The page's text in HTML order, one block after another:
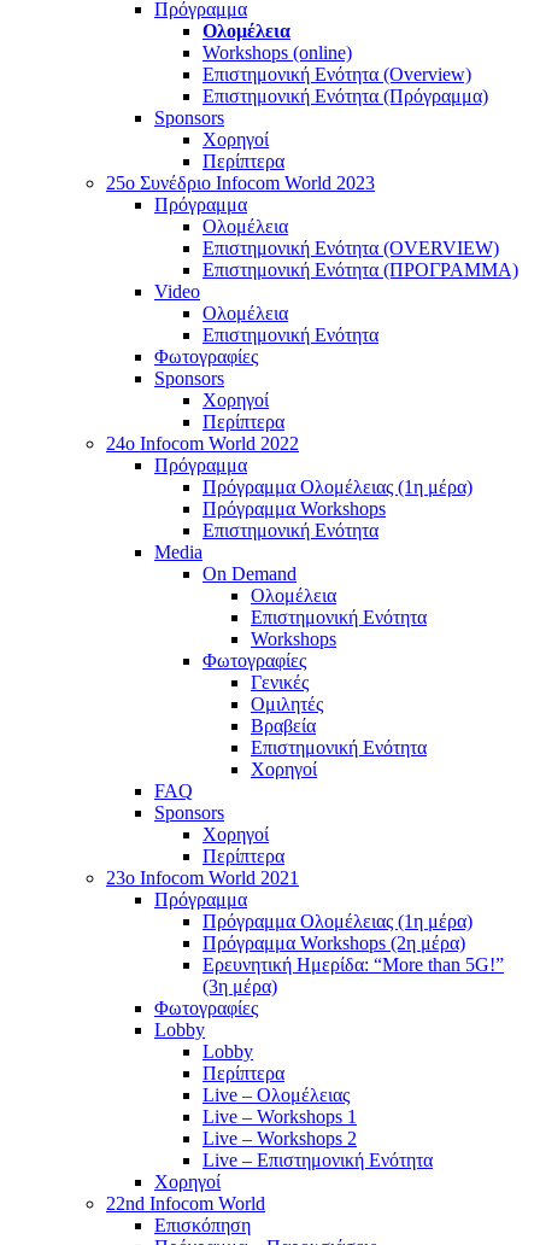
Πρόγραμμα
Ολομέλεια
Workshops (online)
Επιστημονική Ενότητα (Overview)
Επιστημονική Ενότητα (Πρόγραμμα)
Sponsors
Χορηγοί
Περίπτερα
25o Συνέδριο Infocom World 2023
Πρόγραμμα
Ολομέλεια
Επιστημονική Ενότητα (OVERVIEW)
Επιστημονική Ενότητα (ΠΡΟΓΡΑΜΜΑ)
Video
Ολομέλεια
Επιστημονική Ενότητα
Φωτογραφίες
Sponsors
Χορηγοί
Περίπτερα
24o Infocom World 2022
Πρόγραμμα
Πρόγραμμα Ολομέλειας (1η μέρα)
Πρόγραμμα Workshops
Επιστημονική Ενότητα
Media
On Demand
Ολομέλεια
Επιστημονική Ενότητα
Workshops
Φωτογραφίες
Γενικές
Ομιλητές
Βραβεία
Επιστημονική Ενότητα
Χορηγοί
FAQ
Sponsors
Χορηγοί
Περίπτερα
23o Infocom World 2021
Πρόγραμμα
Πρόγραμμα Ολομέλειας (1η μέρα)
Πρόγραμμα Workshops (2η μέρα)
Ερευνητική Ημερίδα: “More than 5G!”
(3η μέρα)
Φωτογραφίες
Lobby
Lobby
Περίπτερα
Live – Ολομέλειας
Live – Workshops 1
Live – Workshops 2
Live – Επιστημονική Ενότητα
Χορηγοί
22nd Infocom World
Επισκόπηση